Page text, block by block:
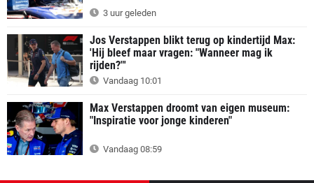
3 uur geleden
Jos Verstappen blikt terug op kindertijd Max:
'Hij bleef maar vragen: "Wanneer mag ik
rijden?"'
Vandaag 10:01
Max Verstappen droomt van eigen museum:
"Inspiratie voor jonge kinderen"
Vandaag 08:59